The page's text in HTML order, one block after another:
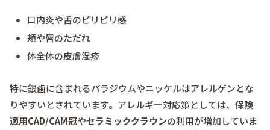
口内炎や舌のピリピリ感
頬や唇のただれ
体全体の皮膚湿疹
特に銀歯に含まれるパラジウムやニッケルはアレルゲンとな
りやすいとされています。アレルギー対応策としては、 保険
適用CAD/CAM冠やセラミッククラウンの利用が増加していま